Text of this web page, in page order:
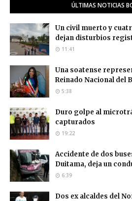
ÚLTIMAS NOTICIAS
Un civil muerto y
dejan disturbios
11:41
Una soatense
Reinado Nacional del
5:38
Duro golpe al
capturados
19:22
Accidente de dos
Duitama, deja un
6:39
Dos ex alcaldes del